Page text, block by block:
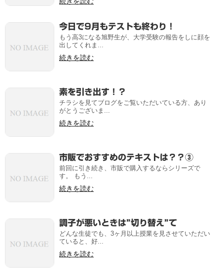
今日で9月もテストも終わり！
もう高3になる旭野生が、大学受験の報告をしに顔を
出してくれま...
続きを読む
素を引き出す！？
チラシを見てブログをご覧いただいている方、あり
がとうございま...
続きを読む
市販でおすすめのテキストは？？③
前回に引き続き、市販で購入するならシリーズで
す。 もう...
続きを読む
調子が悪いときは”切り替え”て
どんな生徒でも、3ヶ月以上授業を見させていただい
ていると、好...
続きを読む